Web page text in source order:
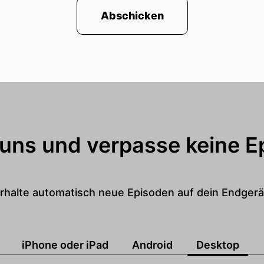
Abschicken
und verpasse keine
automatisch neue Episoden auf dein
iPhone oder iPad Android Desktop